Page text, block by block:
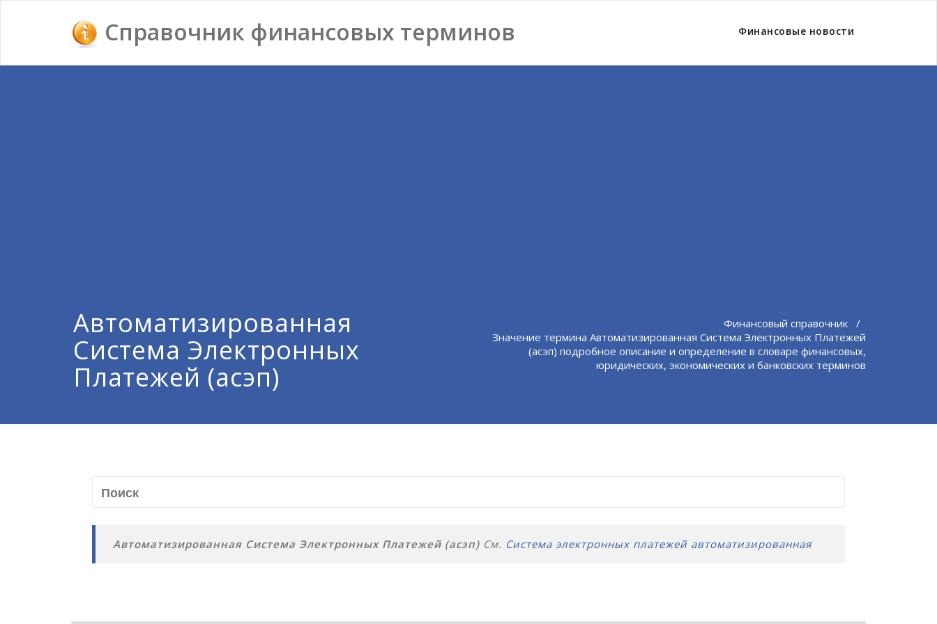
Справочник финансовых терминов Финансовые новости
Автоматизированная
Система Электронных
Платежей (асэп)
Финансовый справочник /
Значение термина Автоматизированная Система Электронных Платежей
(асэп) подробное описание и определение в словаре финансовых,
юридических, экономических и банковских терминов
Автоматизированная Система Электронных Платежей (асэп)См. Система электронных платежей автоматизированная